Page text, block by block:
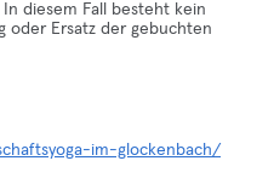
In diesem Fall besteht kein
oder Ersatz der gebuchten
im-glockenbach/